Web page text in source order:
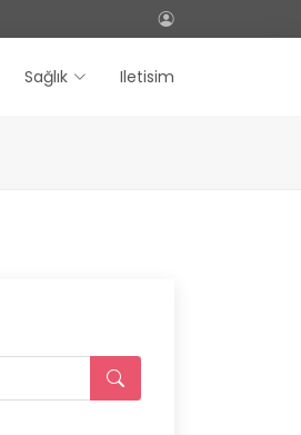
Sağlık Iletisim